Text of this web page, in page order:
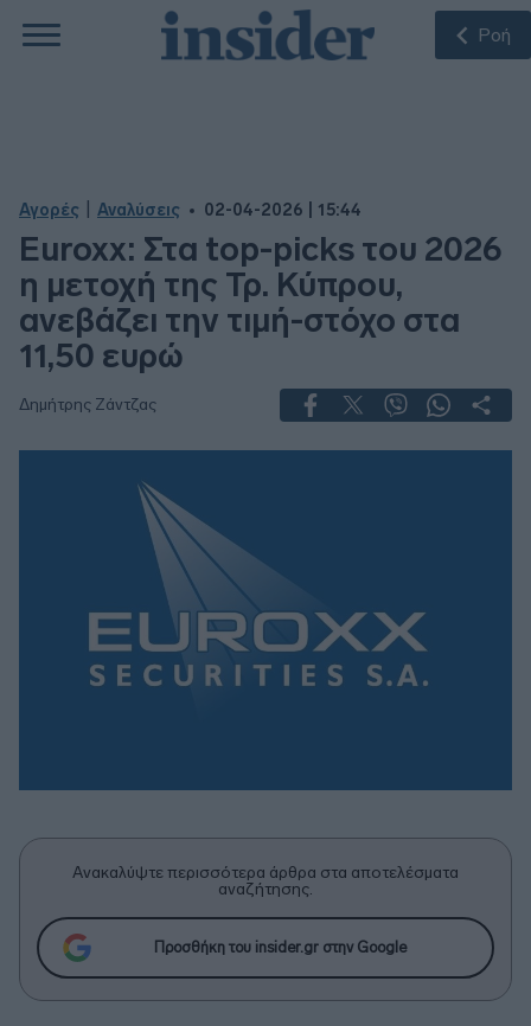
Ροή
Αγορές Αναλύσεις 02-04-2026 | 15:44
Euroxx: Στα top-picks του 2026
η μετοχή της Τρ. Κύπρου,
ανεβάζει την τιμή-στόχο στα
11,50 ευρώ
Δημήτρης Ζάντζας
Ανακαλύψτε περισσότερα άρθρα στα αποτελέσματα
αναζήτησης.
Προσθήκη του insider.gr στην Google